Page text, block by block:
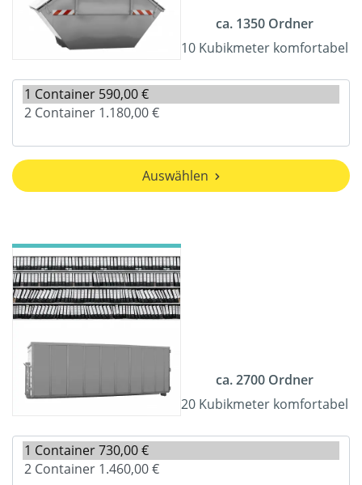
ca. 1350 Ordner
10 Kubikmeter komfortabel
Auswählen
ca. 2700 Ordner
20 Kubikmeter komfortabel